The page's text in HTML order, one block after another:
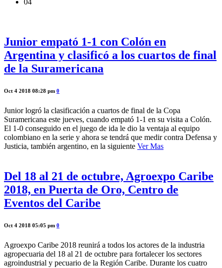
04
Junior empató 1-1 con Colón en
Argentina y clasificó a los cuartos de final
de la Suramericana
Oct 4 2018 08:28 pm 0
Junior logró la clasificación a cuartos de final de la Copa
Suramericana este jueves, cuando empató 1-1 en su visita a Colón.
El 1-0 conseguido en el juego de ida le dio la ventaja al equipo
colombiano en la serie y ahora se tendrá que medir contra Defensa y
Justicia, también argentino, en la siguiente Ver Mas
Del 18 al 21 de octubre, Agroexpo Caribe
2018, en Puerta de Oro, Centro de
Eventos del Caribe
Oct 4 2018 05:05 pm 0
Agroexpo Caribe 2018 reunirá a todos los actores de la industria
agropecuaria del 18 al 21 de octubre para fortalecer los sectores
agroindustrial y pecuario de la Región Caribe. Durante los cuatro